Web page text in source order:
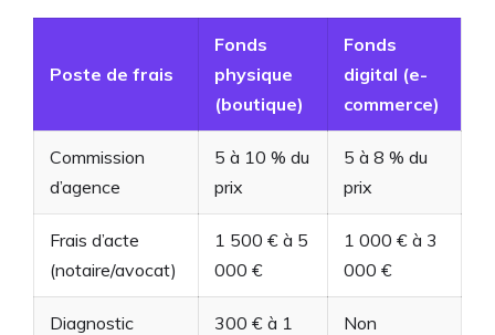
Poste de frais
Fonds
physique
(boutique)
Fonds
digital (e-
commerce)
Commission
d’agence
5 à 10 % du
prix
5 à 8 % du
prix
Frais d’acte
(notaire/avocat)
1 500 € à 5
000 €
1 000 € à 3
000 €
Diagnostic
300 € à 1
Non